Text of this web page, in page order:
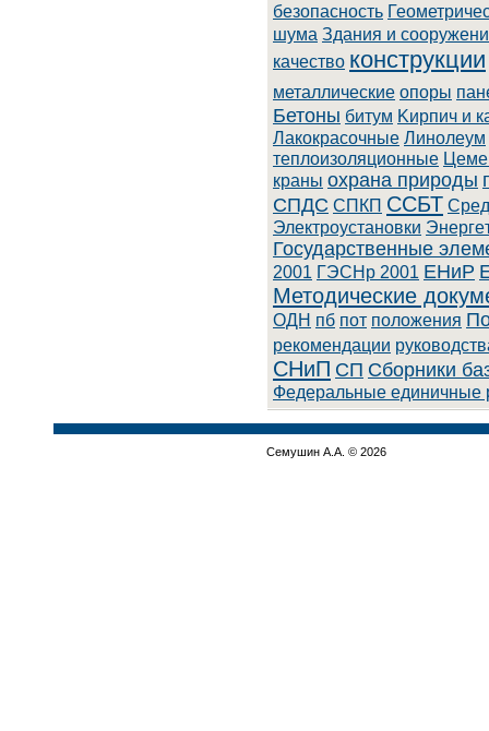
безопасность
шума Здания и
качество конструкции
металлические опоры
Бетоны битум Kиpпич и
Лaкoкpacoчныe Линoлeум
теплоизоляционные
краны охрана природы
СПДС СПКП ССБТ
Элeктpoуcтaнoвки
Государственные
2001 ГЭСНр 2001 ЕНиР
Методические
ОДН пб пот положения
рекомендации
СНиП СП Сборники
Федеральные единичные
Семушин А.А. © 2026